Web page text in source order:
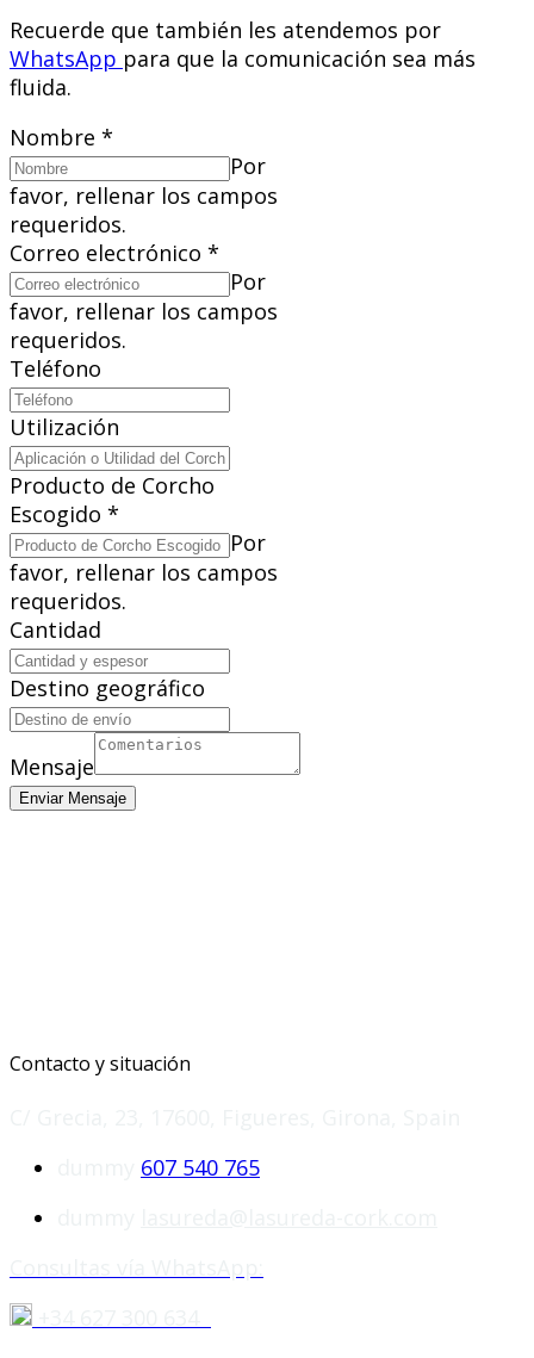
Recuerde que también les atendemos por
WhatsApp para que la comunicación sea más
fluida.
Nombre *
Por
favor, rellenar los campos
requeridos.
Correo electrónico *
Por
favor, rellenar los campos
requeridos.
Teléfono
Utilización
Producto de Corcho
Escogido *
Por
favor, rellenar los campos
requeridos.
Cantidad
Destino geográfico
Mensaje
Enviar Mensaje
Contacto y situación
607 540 765